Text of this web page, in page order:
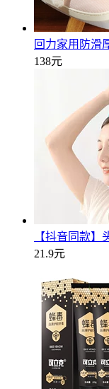
回力家用防滑
138元
【抖音同款】
21.9元